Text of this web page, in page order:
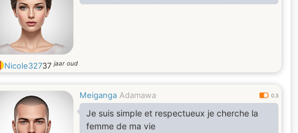
Nicole32737jaar oud
Meiganga Adamawa 0.3
Je suis simple et respectueux je cherche la
femme de ma vie